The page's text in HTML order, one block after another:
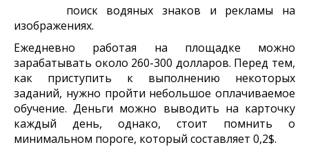
поиск водяных знаков и рекламы на
изображениях.
Ежедневно работая на площадке можно
зарабатывать около 260-300 долларов. Перед тем,
как приступить к выполнению некоторых
заданий, нужно пройти небольшое оплачиваемое
обучение. Деньги можно выводить на карточку
каждый день, однако, стоит помнить о
минимальном пороге, который составляет 0,2$.